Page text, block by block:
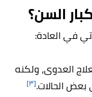
السن؟
في العادة:
العدوى، ولكنه
الحالات.[٣]